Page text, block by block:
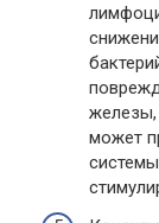
железы,
может